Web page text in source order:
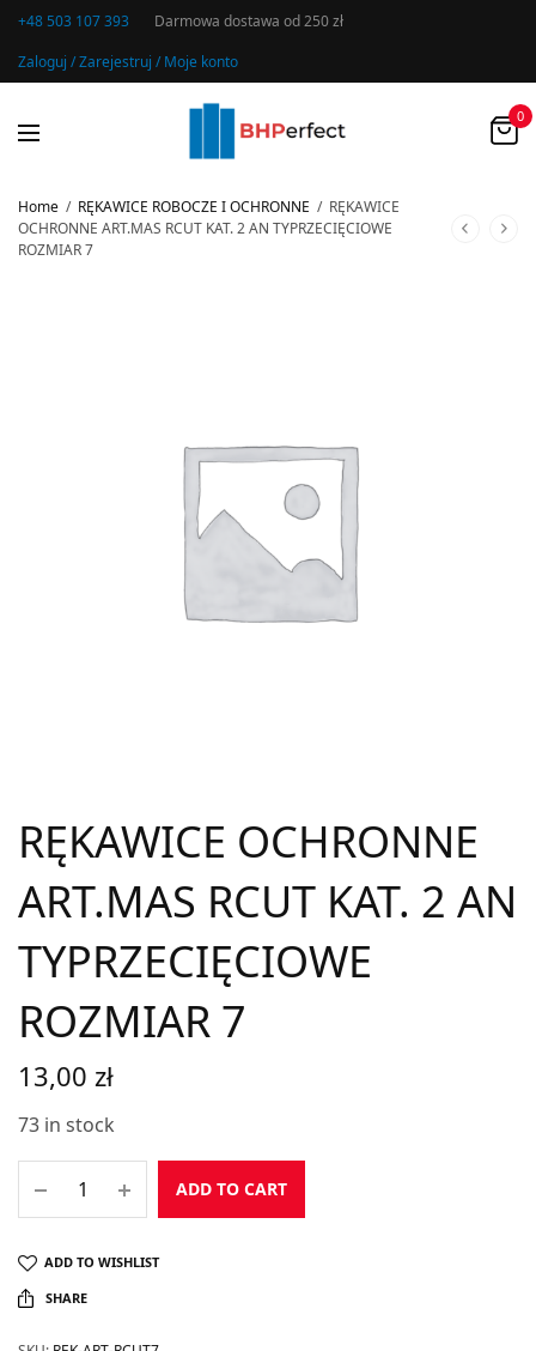
+48 503 107 393 Darmowa dostawa od 250 zł
Zaloguj / Zarejestruj / Moje konto
0
Home / RĘKAWICE ROBOCZE I OCHRONNE / RĘKAWICE
OCHRONNE ART.MAS RCUT KAT. 2 AN TYPRZECIĘCIOWE
ROZMIAR 7
RĘKAWICE OCHRONNE
ART.MAS RCUT KAT. 2 AN
TYPRZECIĘCIOWE
ROZMIAR 7
13,00 zł
73 in stock
ADD TO CART
ADD TO WISHLIST
SHARE